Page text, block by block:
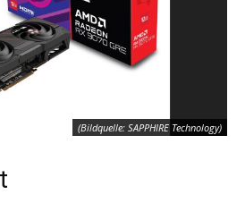
(Bildquelle: SAPPHIRE Technology)